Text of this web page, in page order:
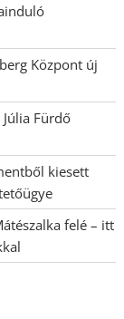
Központ új
Fürdő
kiesett
felé – itt